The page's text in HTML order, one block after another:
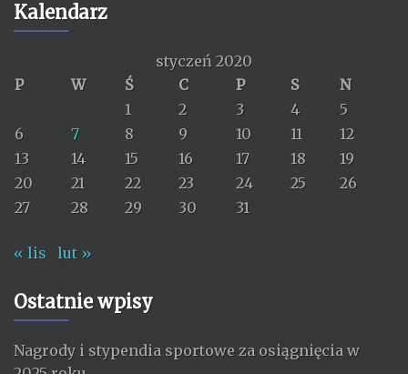
Kalendarz
styczeń 2020
P
W Ś C P S
N
1
2 3 4
5
6
7 8 9 10 11
12
13
14 15 16 17 18
19
20
21 22 23 24 25
26
27
28 29 30 31
« lis lut »
Ostatnie wpisy
Nagrody i stypendia sportowe za osiągnięcia w